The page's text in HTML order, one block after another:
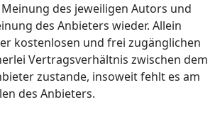
des jeweiligen Autors und
des Anbieters wieder. Allein
kostenlosen und frei zugänglichen
Vertragsverhältnis zwischen dem
zustande, insoweit fehlt es am
des Anbieters.